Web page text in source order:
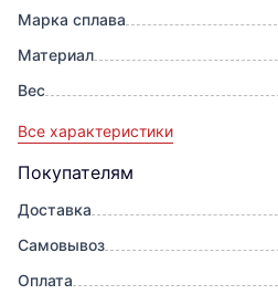
Марка сплава
Материал
Вес
Все характеристики
Покупателям
Доставка
Самовывоз
Оплата